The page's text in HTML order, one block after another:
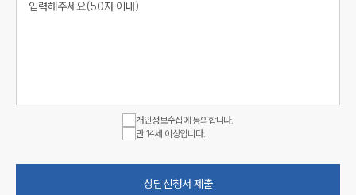
개인정보수집에 동의합니다.
만 14세 이상입니다.
상담신청서 제출